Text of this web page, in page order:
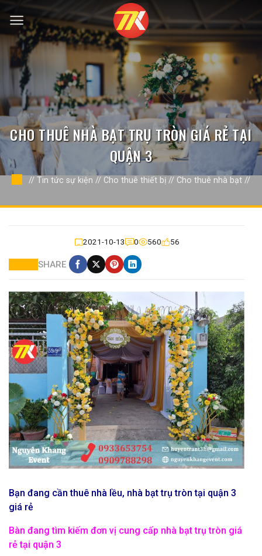
qua
nội
dung
CHO THUÊ NHÀ BẠT TRỤ TRÒN GIÁ RẺ TẠI
QUẬN 3
// Tin tức sự kiện // Cho thuê thiết bị // Cho thuê nhà bạt //
2021-10-13 0 560 56
SHARE
Bạn đang cần thuê nhà lều, nhà bạt trụ tròn tại quận 3
giá rẻ
Bàn đang tìm kiếm đơn vị cung cấp nhà bạt trụ tròn giá
rẻ tại quận 3